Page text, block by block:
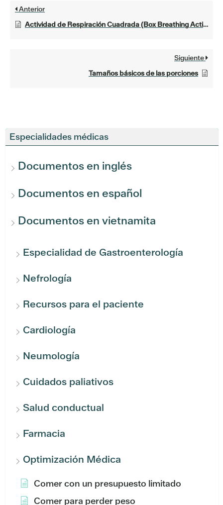
Especialidades médicas
Documentos en inglés
Documentos en español
Documentos en vietnamita
Especialidad de Gastroenterología
Nefrología
Recursos para el paciente
Cardiología
Neumología
Cuidados paliativos
Salud conductual
Farmacia
Optimización Médica
Comer con un presupuesto limitado
Comer para perder peso
Anterior
Actividad de Respiración Cuadrada (Box Breathing Activity)
Siguiente
Tamaños básicos de las porciones